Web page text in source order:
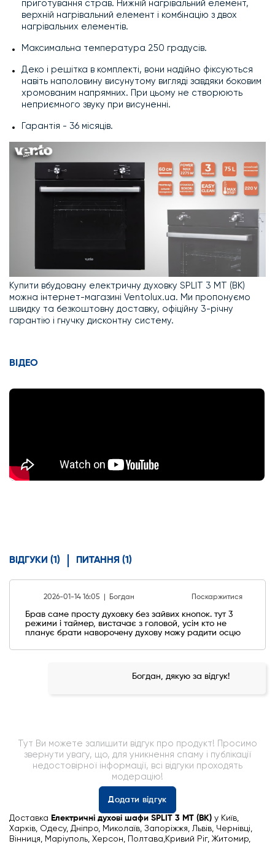
приготування страв. Нижній нагрівальний елемент,
верхній нагрівальний елемент і комбінацію з двох
нагрівальних елементів.
Максимальна температура 250 градусів.
Деко і решітка в комплекті, вони надійно фіксуються
навіть наполовину висунутому вигляді завдяки боковим
хромованим напрямних. При цьому не створюють
неприємного звуку при висуненні.
Гарантія - 36 місяців.
Купити вбудовану електричну духовку SPLIT 3 MT (BK)
можна інтернет-магазині Ventolux.ua. Ми пропонуємо
швидку та безкоштовну доставку, офіційну 3-річну
гарантію і гнучку дисконтну систему.
ВІДЕО
ВІДГУКИ (1) ПИТАННЯ (1)
2026-01-14 16:05 | Богдан Поскаржитися
Брав саме просту духовку без зайвих кнопок. тут 3
режими і таймер, вистачає з головой, усім кто не
планує брати наворочену духову можу радити осцю
Богдан, дякую за відгук!
Тут Ви можете залишити відгук про продукт! Просимо
звернути увагу, що, для уникнення спаму і публікації
недостовірної інформації, всі відгуки проходять
модерацію!
Додати відгук
Доставка Електричні духові шафи SPLIT 3 MT (BK) у Київ,
Харків, Одесу, Дніпро, Миколаїв, Запоріжжя, Львів, Чернівці,
Вінниця, Маріуполь, Херсон, Полтава,Кривий Ріг, Житомир,